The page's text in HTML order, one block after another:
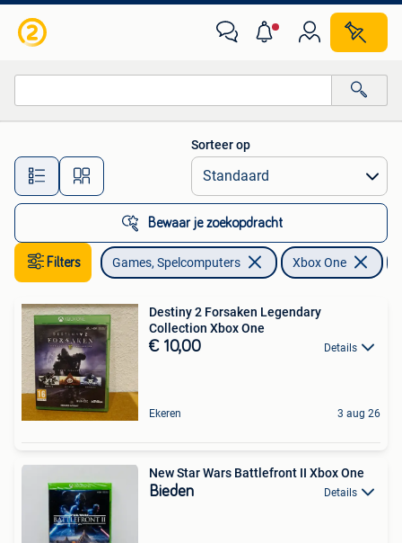
Alle afstanden…
Sorteer op
Bewaar je zoekopdracht
Filters Games, Spelcomputers Xbox One
Destiny 2 Forsaken Legendary
Collection Xbox One
€ 10,00 Details
Ekeren 3 aug 26
New Star Wars Battlefront II Xbox One
Bieden Details